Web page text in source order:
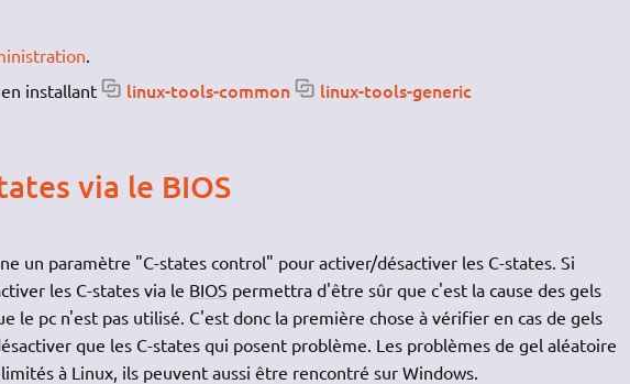
.
installant
linux-tools-common linux-tools-generic
via le BIOS
un paramètre "C-states control" pour activer/désactiver les C-states. Si
les C-states via le BIOS permettra d'être sûr que c'est la cause des gels
le pc n'est pas utilisé. C'est donc la première chose à vérifier en cas de gels
que les C-states qui posent problème. Les problèmes de gel aléatoire
à Linux, ils peuvent aussi être rencontré sur Windows.